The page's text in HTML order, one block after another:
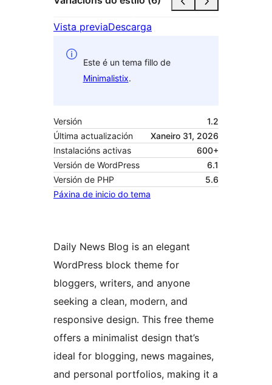
Vista previaDescarga
Este é un tema fillo de
Minimalistix.
Versión
1.2
Última actualización
Xaneiro 31, 2026
Instalacións activas
600+
Versión de WordPress
6.1
Versión de PHP
5.6
Páxina de inicio do tema
Daily News Blog is an elegant
WordPress block theme for
bloggers, writers, and anyone
seeking a clean, modern, and
responsive design. This free theme
offers a minimalist design that’s
ideal for blogging, news magaines,
and personal portfolios, making it a